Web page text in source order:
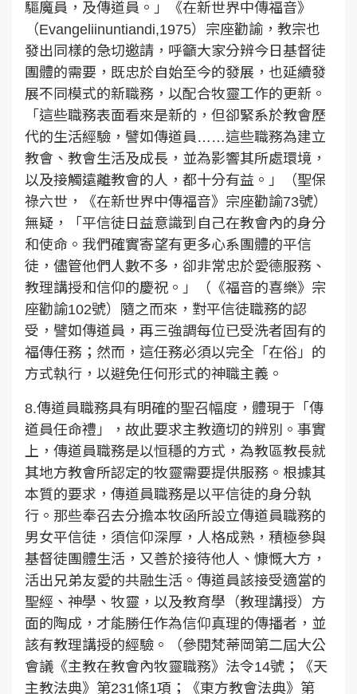
驅魔員，及傳道員。」《在新世界中傳福音》
（Evangeliinuntiandi,1975）宗座勸諭，教宗也
發出同樣的急切邀請，呼籲大家分辨今日基督徒
團體的需要，既忠於自始至今的發展，也延續發
展不同模式的新職務，以配合牧靈工作的更新。
「這些職務表面看來是新的，但卻緊系於教會歷
代的生活經驗，譬如傳道員……這些職務為建立
教會、教會生活及成長，並為影響其所處環境，
以及接觸遠離教會的人，都十分有益。」（聖保
祿六世，《在新世界中傳福音》宗座勸諭73號）
無疑，「平信徒日益意識到自己在教會內的身分
和使命。我們確實寄望有更多心系團體的平信
徒，儘管他們人數不多，卻非常忠於愛德服務、
教理講授和信仰的慶祝。」（《福音的喜樂》宗
座勸諭102號）隨之而來，對平信徒職務的認
受，譬如傳道員，再三強調每位已受洗者固有的
福傳任務；然而，這任務必須以完全「在俗」的
方式執行，以避免任何形式的神職主義。
8.傳道員職務具有明確的聖召幅度，體現于「傳
道員任命禮」，故此要求主教適切的辨別。事實
上，傳道員職務是以恒穩的方式，為教區教長就
其地方教會所認定的牧靈需要提供服務。根據其
本質的要求，傳道員職務是以平信徒的身分執
行。那些奉召去分擔本牧函所設立傳道員職務的
男女平信徒，須信仰深厚，人格成熟，積極參與
基督徒團體生活，又善於接待他人、慷慨大方，
活出兄弟友愛的共融生活。傳道員該接受適當的
聖經、神學、牧靈，以及教育學（教理講授）方
面的陶成，才能勝任作為信仰真理的傳播者，並
該有教理講授的經驗。（參閱梵蒂岡第二屆大公
會議《主教在教會內牧靈職務》法令14號；《天
主教法典》第231條1項；《東方教會法典》第